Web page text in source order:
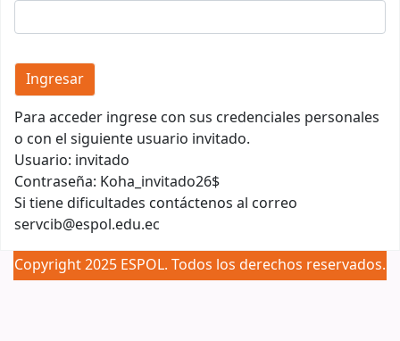
Para acceder ingrese con sus credenciales personales
o con el siguiente usuario invitado.
Usuario: invitado
Contraseña: Koha_invitado26$
Si tiene dificultades contáctenos al correo
servcib@espol.edu.ec
Copyright 2025 ESPOL. Todos los derechos reservados.